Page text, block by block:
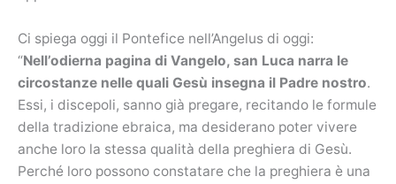
Ci spiega oggi il Pontefice nell’Angelus di oggi:
“Nell’odierna pagina di Vangelo, san Luca narra le
circostanze nelle quali Gesù insegna il Padre nostro.
Essi, i discepoli, sanno già pregare, recitando le formule
della tradizione ebraica, ma desiderano poter vivere
anche loro la stessa qualità della preghiera di Gesù.
Perché loro possono constatare che la preghiera è una